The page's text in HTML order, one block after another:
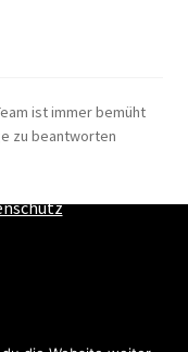
ist immer bemüht
zu beantworten